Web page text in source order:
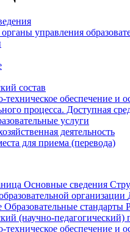
управления
состав
техническое обеспечение и
процесса. Доступная
услуги
деятельность
для приема (перевода)
Основные сведения
организации
Образовательные стандарты
(научно-педагогический)
техническое обеспечение и